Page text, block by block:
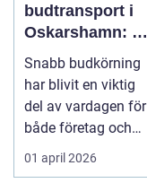
budtransport i
Oskarshamn: Så
väljer företag
och
privatpersoner
rätt lösning
Snabb budkörning
har blivit en viktig
del av vardagen för
både företag och
01 april 2026